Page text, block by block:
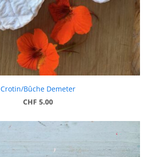
Crotin/Bûche Demeter
CHF 5.00